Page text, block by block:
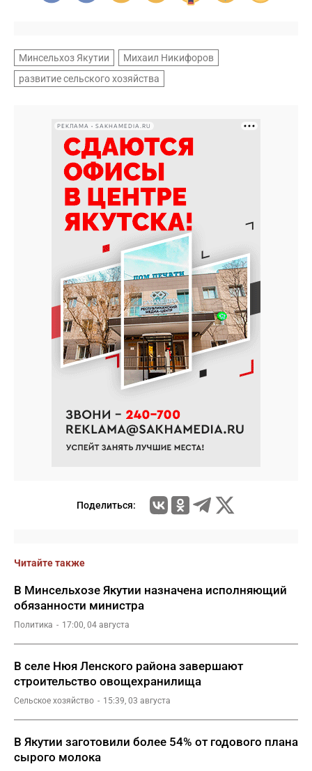
Минсельхоз Якутии
Михаил Никифоров
развитие сельского хозяйства
РЕКЛАМА • SAKHAMEDIA.RU
Поделиться:
Читайте также
В Минсельхозе Якутии назначена исполняющий
обязанности министра
Политика 17:00, 04 августа
В селе Нюя Ленского района завершают
строительство овощехранилища
Сельское хозяйство 15:39, 03 августа
В Якутии заготовили более 54% от годового плана
сырого молока